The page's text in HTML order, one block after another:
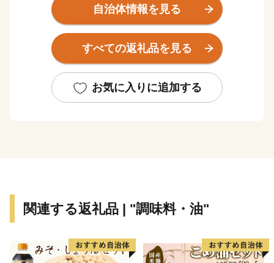
っている皆様、みなべ町を応援してくださいませんか。
みなべ町の基幹産業である、梅を生産するシステムが、
平成27年12月15日（火）にFAO（国際連合食糧農業機
関本部）で開催された「GIAHS運営・科学合同委員
自治体情報を見る
すべての返礼品を見る
お気に入りに追加する
関連する返礼品 | "調味料・油"